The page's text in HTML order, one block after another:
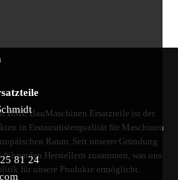
81 24
BME BauMaschinen Ersatzteile ist der
in Erstausrüsterqualität für Maschinen
Raum. Seit unserer Gründung
Herstellern zusammen, was uns
für unsere Produkte ermöglicht.